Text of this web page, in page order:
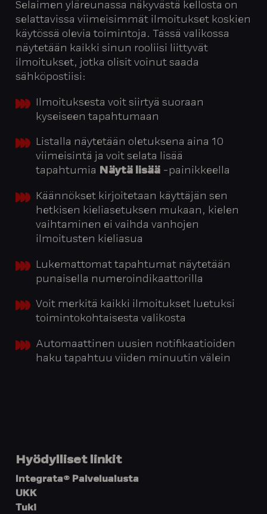
Selaimen yläreunassa näkyvästä kellosta on
selattavissa viimeisimmät ilmoitukset koskien
käytössä olevia toimintoja. Tässä valikossa
näytetään kaikki sinun rooliisi liittyvät
ilmoitukset, jotka olisit voinut saada
sähköpostiisi:
Ilmoituksesta voit siirtyä suoraan
kyseiseen tapahtumaan
Listalla näytetään oletuksena aina 10
viimeisintä ja voit selata lisää
tapahtumia Näytä lisää-painikkeella
Käännökset kirjoitetaan käyttäjän sen
hetkisen kieliasetuksen mukaan, kielen
vaihtaminen ei vaihda vanhojen
ilmoitusten kieliasua
Lukemattomat tapahtumat näytetään
punaisella numeroindikaattorilla
Voit merkitä kaikki ilmoitukset luetuksi
toimintokohtaisesta valikosta
Automaattinen uusien notifikaatioiden
haku tapahtuu viiden minuutin välein
Hyödylliset linkit
Integrata® Palvelualusta
UKK
Tuki